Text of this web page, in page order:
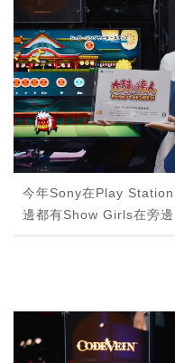
今年Sony在Play Station
邊都有Show Girls在旁邊